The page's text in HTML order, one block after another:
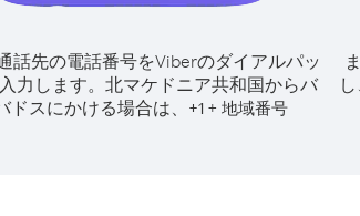
話先の電話番号をViberのダイアルパッ
力します。 北マケドニア共和国からバ
ドスにかける場合は、 +1 + 地域番号